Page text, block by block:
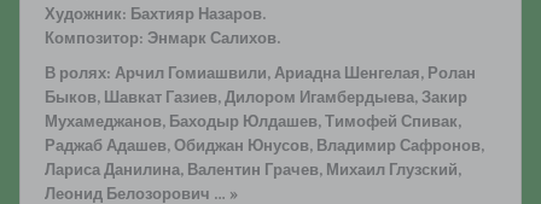
Художник: Бахтияр Назаров.
Композитор: Энмарк Салихов.
В ролях: Арчил Гомиашвили, Ариадна Шенгелая, Ролан
Быков, Шавкат Газиев, Дилором Игамбердыева, Закир
Мухамеджанов, Баходыр Юлдашев, Тимофей Спивак,
Раджаб Адашев, Обиджан Юнусов, Владимир Сафронов,
Лариса Данилина, Валентин Грачев, Михаил Глузский,
Леонид Белозорович … »